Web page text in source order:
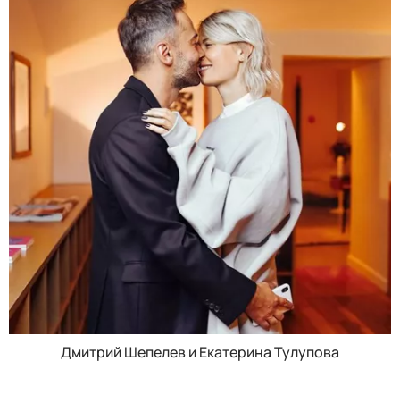
Дмитрий Шепелев и Екатерина Тулупова